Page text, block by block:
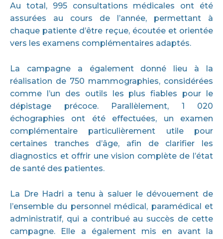
Au total, 995 consultations médicales ont été
assurées au cours de l’année, permettant à
chaque patiente d’être reçue, écoutée et orientée
vers les examens complémentaires adaptés.
La campagne a également donné lieu à la
réalisation de 750 mammographies, considérées
comme l’un des outils les plus fiables pour le
dépistage précoce. Parallèlement, 1 020
échographies ont été effectuées, un examen
complémentaire particulièrement utile pour
certaines tranches d’âge, afin de clarifier les
diagnostics et offrir une vision complète de l’état
de santé des patientes.
La Dre Hadri a tenu à saluer le dévouement de
l’ensemble du personnel médical, paramédical et
administratif, qui a contribué au succès de cette
campagne. Elle a également mis en avant la